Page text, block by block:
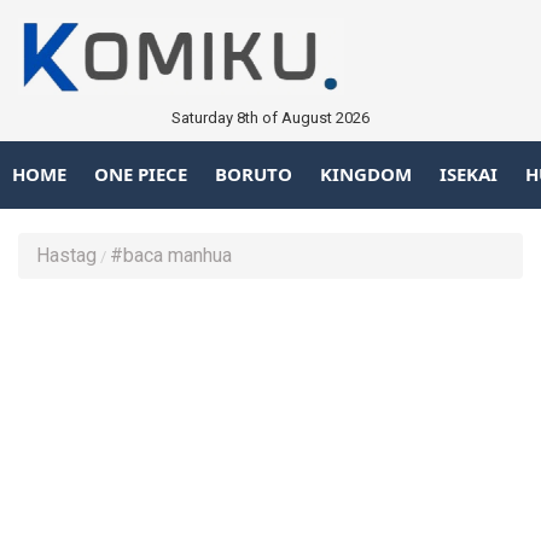
Saturday 8th of August 2026
HOME ONE PIECE BORUTO KINGDOM ISEKAI
Hastag #baca manhua